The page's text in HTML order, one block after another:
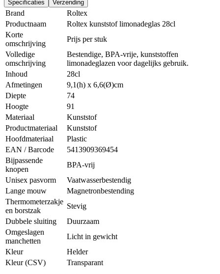
Specificaties Verzending
Brand
Roltex
Productnaam
Roltex kunststof limonadeglas 28cl
Korte
omschrijving
Prijs per stuk
Volledige
omschrijving
Bestendige, BPA-vrije, kunststoffen
limonadeglazen voor dagelijks gebruik.
Inhoud
28cl
Afmetingen
9,1(h) x 6,6(Ø)cm
Diepte
74
Hoogte
91
Materiaal
Kunststof
Productmateriaal
Kunststof
Hoofdmateriaal
Plastic
EAN / Barcode
5413909369454
Bijpassende
knopen
BPA-vrij
Unisex pasvorm
Vaatwasserbestendig
Lange mouw
Magnetronbestending
Thermometerzakje
en borstzak
Stevig
Dubbele sluiting
Duurzaam
Omgeslagen
manchetten
Licht in gewicht
Kleur
Helder
Kleur (CSV)
Transparant